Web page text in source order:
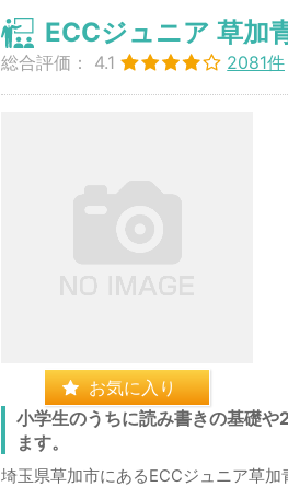
ECCジュニア 草加
総合評価： 4.1 2081件
お気に入り
小学生のうちに読み書きの基礎
ます。
埼玉県草加市にあるECCジュニア草